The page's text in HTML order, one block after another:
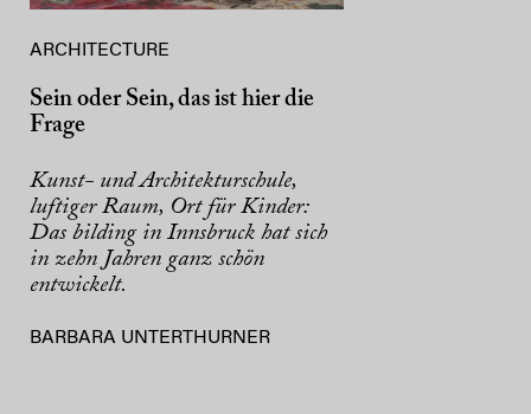
ARCHITECTURE
Sein oder Sein, das ist hier die
Frage
Kunst- und Architekturschule,
luftiger Raum, Ort für Kinder:
Das bilding in Innsbruck hat sich
in zehn Jahren ganz schön
entwickelt.
BARBARA UNTERTHURNER